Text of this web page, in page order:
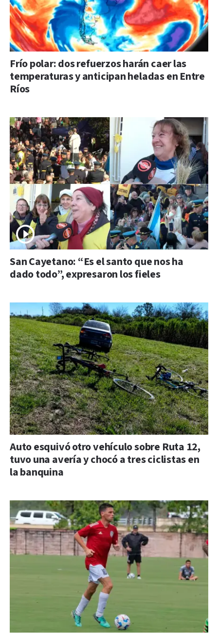
Frío polar: dos refuerzos harán caer las
temperaturas y anticipan heladas en Entre
Ríos
San Cayetano: “Es el santo que nos ha
dado todo”, expresaron los fieles
Auto esquivó otro vehículo sobre Ruta 12,
tuvo una avería y chocó a tres ciclistas en
la banquina